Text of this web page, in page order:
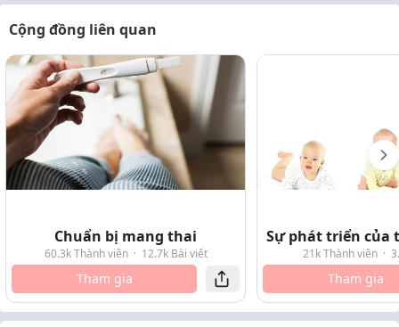
Cộng đồng liên quan
Chuẩn bị mang thai
60.3k Thành viên · 12.7k Bài viết
Tham gia
Sự phát triển của
21k Thành viên ·
Tham gia